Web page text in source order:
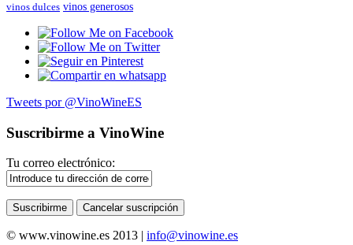
vinos dulces vinos generosos
Tweets por @VinoWineES
Suscribirme a VinoWine
Tu correo electrónico:
© www.vinowine.es 2013 | info@vinowine.es